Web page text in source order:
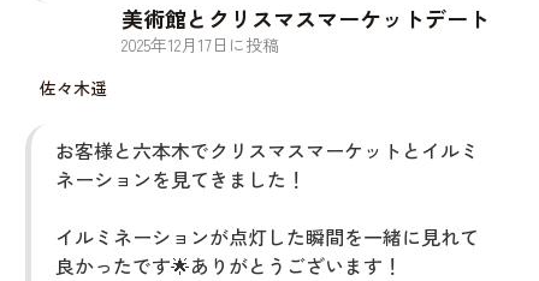
佐々木遥
美術館とクリスマスマーケットデート
2025年12月 17日に投稿
お客様と六本木でクリスマスマーケットとイルミ
ネーションを見てきました！
イルミネーションが点灯した瞬間を一緒に見れて
良かったです🌟ありがとうございます！